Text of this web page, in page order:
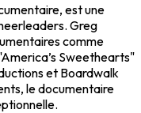
est une
Greg
comme
Sweethearts"
et Boardwalk
le documentaire